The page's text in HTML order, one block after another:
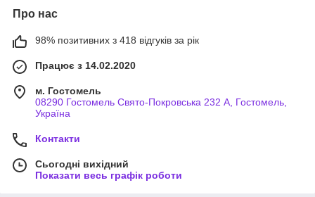
Про нас
98% позитивних з 418 відгуків за рік
Працює з 14.02.2020
м. Гостомель
08290 Гостомель Свято-Покровська 232 А, Гостомель,
Україна
Контакти
Сьогодні вихідний
Показати весь графік роботи